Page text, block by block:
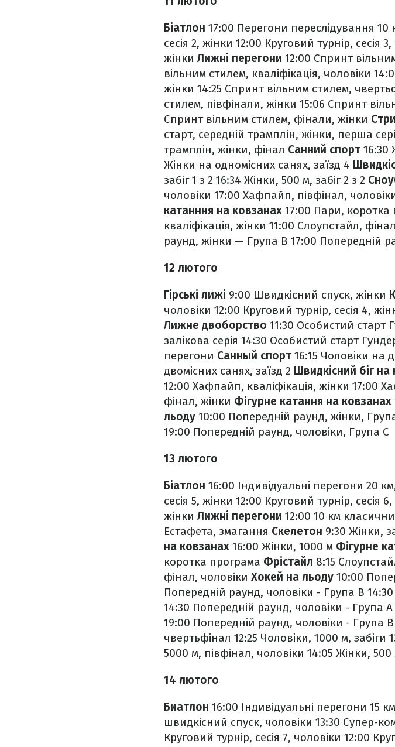
Біатлон 17:00 Перегони переслідування 10
сесія 2, жінки 12:00 Круговий турнір, сесія
жінки Лижні перегони 12:00 Спринт
вільним стилем, кваліфікація, чоловіки
жінки 14:25 Спринт вільним стилем,
стилем, півфінали, жінки 15:06 Спринт
Спринт вільним стилем, фінали, жінки
старт, середній трамплін, жінки, перша
трамплін, жінки, фінал Санний спорт 16:30
Жінки на одномісних санях, заїзд 4
забіг 1 з 2 16:34 Жінки, 500 м, забіг 2 з 2
чоловіки 17:00 Хафпайп, півфінал,
катанння на ковзанах 17:00 Пари, коротка
кваліфікація, жінки 11:00 Слоупстайл,
раунд, жінки — Група В 17:00 Попередній
12 лютого
Гірські лижі 9:00 Швидкісний спуск, жінки
чоловіки 12:00 Круговий турнір, сесія 4,
Лижне двоборство 11:30 Особистий старт
залікова серія 14:30 Особистий старт
перегони Санный спорт 16:15 Чоловіки на
двомісних санях, заїзд 2 Швидкісний біг на
12:00 Хафпайп, кваліфікація, жінки 17:00
фінал, жінки Фігурне катання на ковзанах
льоду 10:00 Попередній раунд, жінки,
19:00 Попередній раунд, чоловіки, Група С
13 лютого
Біатлон 16:00 Індивідуальні перегони 20
сесія 5, жінки 12:00 Круговий турнір, сесія
жінки Лижні перегони 12:00 10 км
Естафета, змагання Скелетон 9:30 Жінки,
на ковзанах 16:00 Жінки, 1000 м Фігурне
коротка програма Фрістайл 8:15
фінал, чоловіки Хокей на льоду 10:00
Попередній раунд, чоловіки - Група В
14:30 Попередній раунд, чоловіки - Група А
19:00 Попередній раунд, чоловіки - Група В
чвертьфінал 12:25 Чоловіки, 1000 м, забіги
5000 м, півфінал, чоловіки 14:05 Жінки,
14 лютого
Биатлон 16:00 Індивідуальні перегони 15
швидкісний спуск, чоловіки 13:30 Супер-
Круговий турнір, сесія 7, чоловіки 12:00